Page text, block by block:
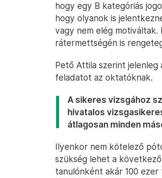
hogy egy B kategóriás
hogy olyanok is
vagy nem elég
rátermettségén is
Pető Attila szerint
feladatot az oktatóknak.
A sikeres vizsgához
hivatalos
átlagosan minden
Ilyenkor nem kötelező
szükség lehet a
tanulónként akár 100